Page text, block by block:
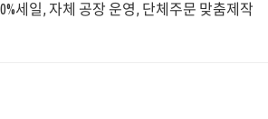
세일, 자체 공장 운영, 단체주문 맞춤제작